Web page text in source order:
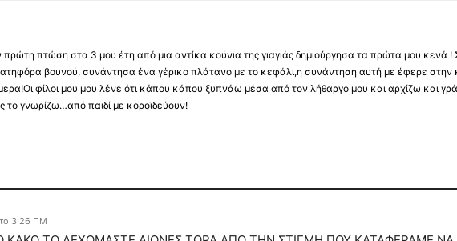
πτώση στα 3 μου έτη από μια αντίκα κούνια της γιαγιάς δημιούργησα τα πρώτα μου κενά
βουνού, συνάντησα ένα γέρικο πλάτανο με το κεφάλι,η συνάντηση αυτή με έφερε στην
φίλοι μου μου λένε ότι κάπου κάπου ξυπνάω μέσα από τον λήθαργο μου και αρχίζω και
το γνωρίζω…από παιδί με κοροϊδεύουν!
3:26 ΠΜ